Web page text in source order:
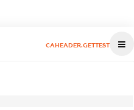
CAHEADER.GETTEST